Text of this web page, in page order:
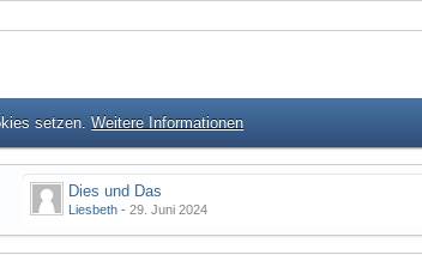
setzen.Weitere Informationen
Dies und Das
Liesbeth - 29. Juni 2024